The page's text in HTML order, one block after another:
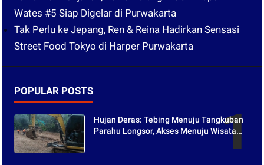
Wates #5 Siap Digelar di Purwakarta
Tak Perlu ke Jepang, Ren & Reina Hadirkan Sensasi
Street Food Tokyo di Harper Purwakarta
POPULAR POSTS
Hujan Deras: Tebing Menuju Tangkuban
Parahu Longsor, Akses Menuju Wisata